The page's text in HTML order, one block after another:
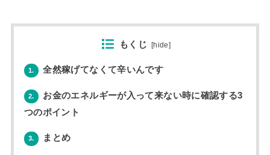
もくじ [hide]
1. 全然稼げてなくて辛いんです
2.
お金のエネルギーが入って来ない時に確認する3
つのポイント
3. まとめ